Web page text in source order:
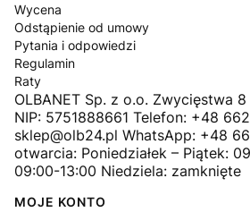
Wycena
Odstąpienie od umowy
Pytania i odpowiedzi
Regulamin
Raty
OLBANET Sp. z o.o. Zwycięstwa
NIP: 5751888661 Telefon: +48
sklep@olb24.pl WhatsApp: +48
otwarcia: Poniedziałek – Piątek:
09:00-13:00 Niedziela: zamknięte
MOJE KONTO